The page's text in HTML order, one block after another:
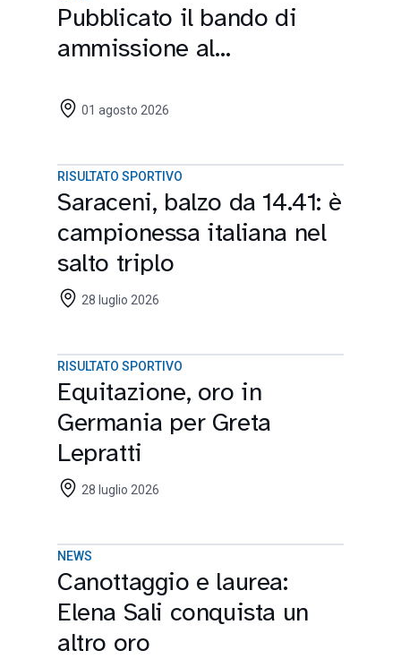
Pubblicato il bando di
ammissione al
2026/2027
01 agosto 2026
RISULTATO SPORTIVO
Saraceni, balzo da 14.41: è
campionessa italiana nel
salto triplo
28 luglio 2026
RISULTATO SPORTIVO
Equitazione, oro in
Germania per Greta
Lepratti
28 luglio 2026
NEWS
Canottaggio e laurea:
Elena Sali conquista un
altro oro